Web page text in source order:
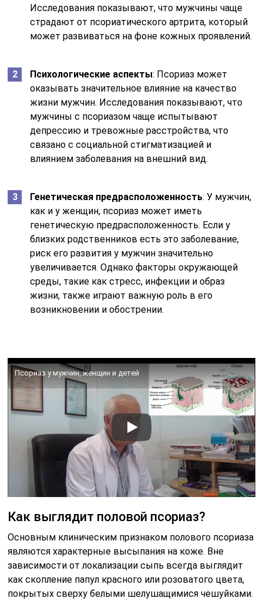
Исследования показывают, что мужчины чаще
страдают от псориатического артрита, который
может развиваться на фоне кожных проявлений.
Психологические аспекты: Псориаз может
оказывать значительное влияние на качество
жизни мужчин. Исследования показывают, что
мужчины с псориазом чаще испытывают
депрессию и тревожные расстройства, что
связано с социальной стигматизацией и
влиянием заболевания на внешний вид.
Генетическая предрасположенность: У мужчин,
как и у женщин, псориаз может иметь
генетическую предрасположенность. Если у
близких родственников есть это заболевание,
риск его развития у мужчин значительно
увеличивается. Однако факторы окружающей
среды, такие как стресс, инфекции и образ
жизни, также играют важную роль в его
возникновении и обострении.
Псориаз у мужчин, женщин и детей
Как выглядит половой псориаз?
Основным клиническим признаком полового псориаза
являются характерные высыпания на коже. Вне
зависимости от локализации сыпь всегда выглядит
как скопление папул красного или розоватого цвета,
покрытых сверху белыми шелушащимися чешуйками.